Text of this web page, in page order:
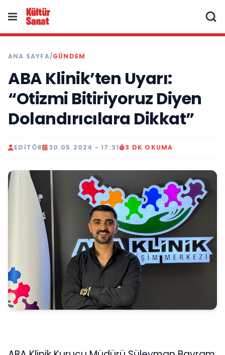
ANA SAYFA/GÜNDEM
ABA Klinik’ten Uyarı:
“Otizmi Bitiriyoruz Diyen
Dolandırıcılara Dikkat”
EDITÖR 30.05.2024 - 17:31 3 DK OKUMA